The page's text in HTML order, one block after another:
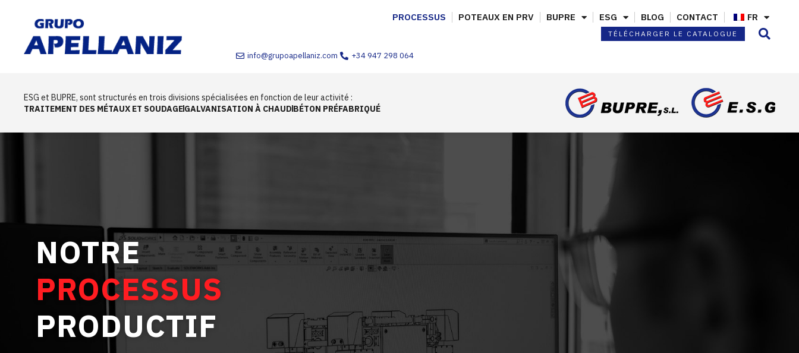
PROCESSUS POTEAUX EN PRV BUPRE ESG BLOG CONTACT FR
TÉLÉCHARGER LE CATALOGUE
info@grupoapellaniz.com +34 947 298 064
ESG et BUPRE, sont structurés en trois divisions spécialisées en fonction de leur activité :
TRAITEMENT DES MÉTAUX ET SOUDAGEGALVANISATION À CHAUD BÉTON PRÉFABRIQUÉ
NOTRE
PROCESSUS
PRODUCTIF